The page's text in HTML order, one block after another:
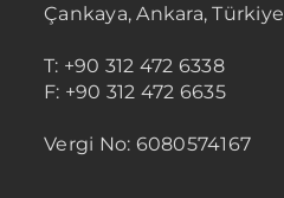
Çankaya, Ankara, Türkiye
T: +90 312 472 6338
F: +90 312 472 6635
Vergi No: 6080574167